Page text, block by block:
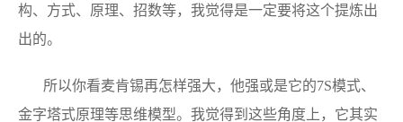
构、方式、原理、招数等，我觉得是一定要将这个提炼出
出的。
所以你看麦肯锡再怎样强大，他强或是它的7S模式、
金字塔式原理等思维模型。我觉得到这些角度上，它其实